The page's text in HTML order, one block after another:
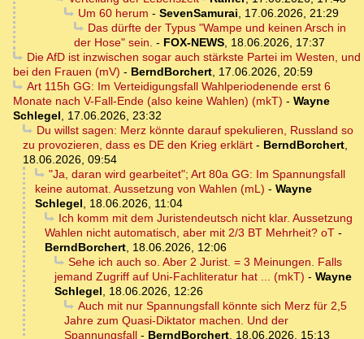
Um 60 herum - SevenSamurai, 17.06.2026, 21:29
Das dürfte der Typus "Wampe und keinen Arsch in
der Hose" sein. - FOX-NEWS, 18.06.2026, 17:37
Die AfD ist inzwischen sogar auch stärkste Partei im Westen, und
bei den Frauen (mV) - BerndBorchert, 17.06.2026, 20:59
Art 115h GG: Im Verteidigungsfall Wahlperiodenende erst 6
Monate nach V-Fall-Ende (also keine Wahlen) (mkT) - Wayne
Schlegel, 17.06.2026, 23:32
Du willst sagen: Merz könnte darauf spekulieren, Russland so
zu provozieren, dass es DE den Krieg erklärt - BerndBorchert,
18.06.2026, 09:54
"Ja, daran wird gearbeitet"; Art 80a GG: Im Spannungsfall
keine automat. Aussetzung von Wahlen (mL) - Wayne
Schlegel, 18.06.2026, 11:04
Ich komm mit dem Juristendeutsch nicht klar. Aussetzung
Wahlen nicht automatisch, aber mit 2/3 BT Mehrheit? oT -
BerndBorchert, 18.06.2026, 12:06
Sehe ich auch so. Aber 2 Jurist. = 3 Meinungen. Falls
jemand Zugriff auf Uni-Fachliteratur hat ... (mkT) - Wayne
Schlegel, 18.06.2026, 12:26
Auch mit nur Spannungsfall könnte sich Merz für 2,5
Jahre zum Quasi-Diktator machen. Und der
Spannungsfall - BerndBorchert, 18.06.2026, 15:13